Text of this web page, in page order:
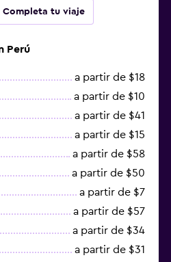
Completa tu viaje
Perú
a partir de $18
a partir de $10
a partir de $41
a partir de $15
a partir de $58
a partir de $50
a partir de $7
a partir de $57
a partir de $34
a partir de $31